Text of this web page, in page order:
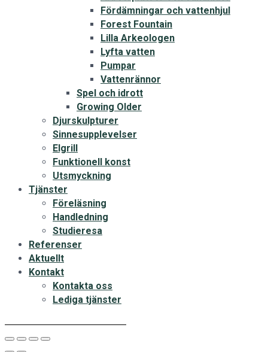
Fördämningar och vattenhjul
Forest Fountain
Lilla Arkeologen
Lyfta vatten
Pumpar
Vattenrännor
Spel och idrott
Growing Older
Djurskulpturer
Sinnesupplevelser
Elgrill
Funktionell konst
Utsmyckning
Tjänster
Föreläsning
Handledning
Studieresa
Referenser
Aktuellt
Kontakt
Kontakta oss
Lediga tjänster